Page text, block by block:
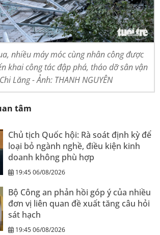
nhiều máy móc cùng nhân công được
khai công tác đập phá, tháo dỡ sân vận
Lăng - Ảnh: THANH NGUYÊN
tâm
Chủ tịch Quốc hội: Rà soát định kỳ để
loại bỏ ngành nghề, điều kiện kinh
doanh không phù hợp
19:45 06/08/2026
Bộ Công an phản hồi góp ý của nhiều
đơn vị liên quan đề xuất tăng câu hỏi
sát hạch
19:45 06/08/2026